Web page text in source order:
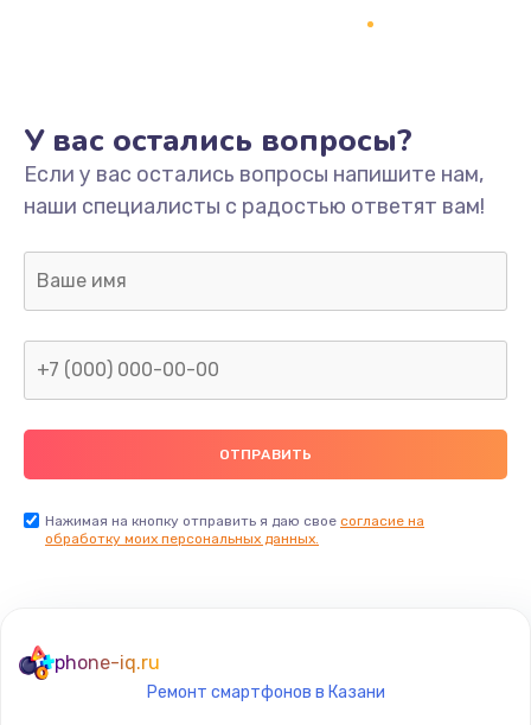
Не включается
1400 руб.
Заказать
Нет звука
800 руб.
Не видит флешку
400 руб.
Заказать
У вас остались вопросы?
Если у вас остались вопросы напишите нам,
наши специалисты с радостью ответят вам!
Нажимая на кнопку отправить я даю свое согласие на
обработку моих персональных данных.
phone-iq.ru
Ремонт смартфонов в Казани